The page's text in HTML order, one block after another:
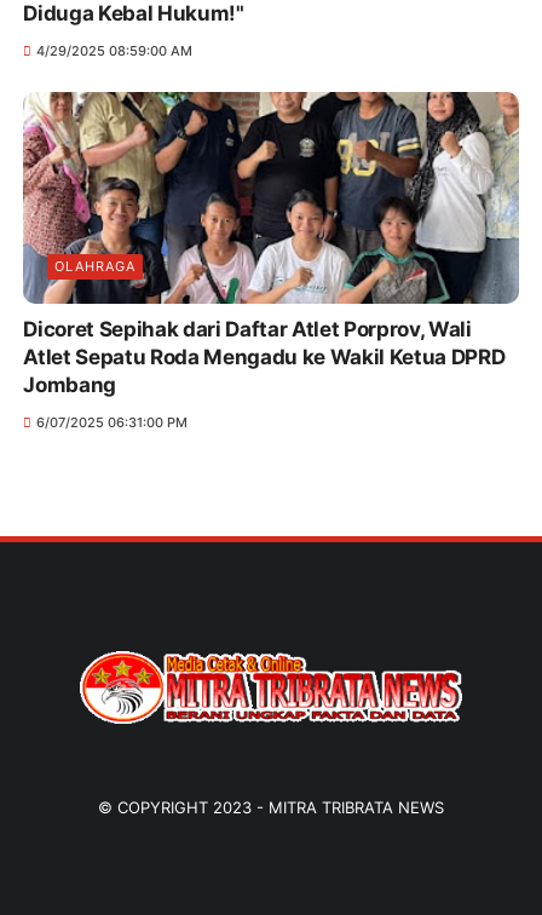
Diduga Kebal Hukum!"
4/29/2025 08:59:00 AM
OLAHRAGA
Dicoret Sepihak dari Daftar Atlet Porprov, Wali
Atlet Sepatu Roda Mengadu ke Wakil Ketua DPRD
Jombang
6/07/2025 06:31:00 PM
© COPYRIGHT 2023 - MITRA TRIBRATA NEWS